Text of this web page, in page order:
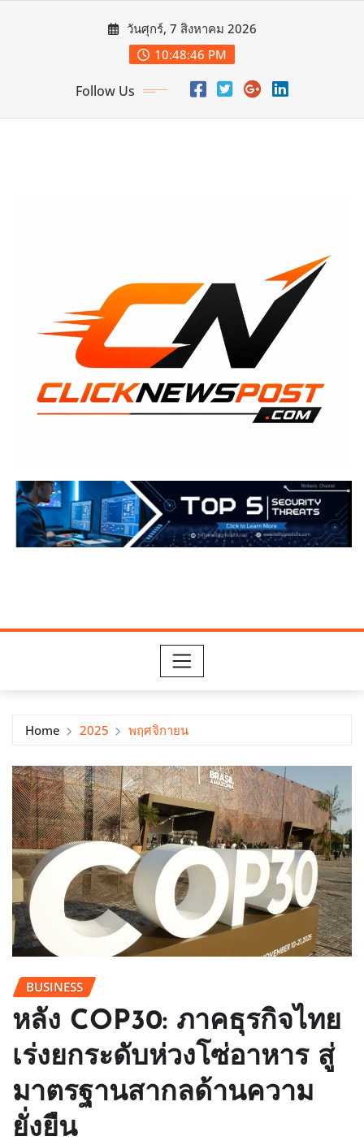
วันศุกร์, 7 สิงหาคม 2026
10:48:47 PM
Follow Us
Home 2025 พฤศจิกายน
BUSINESS
หลัง COP30: ภาคธุรกิจไทย
เร่งยกระดับห่วงโซ่อาหาร สู่
มาตรฐานสากลด้านความ
ยั่งยืน